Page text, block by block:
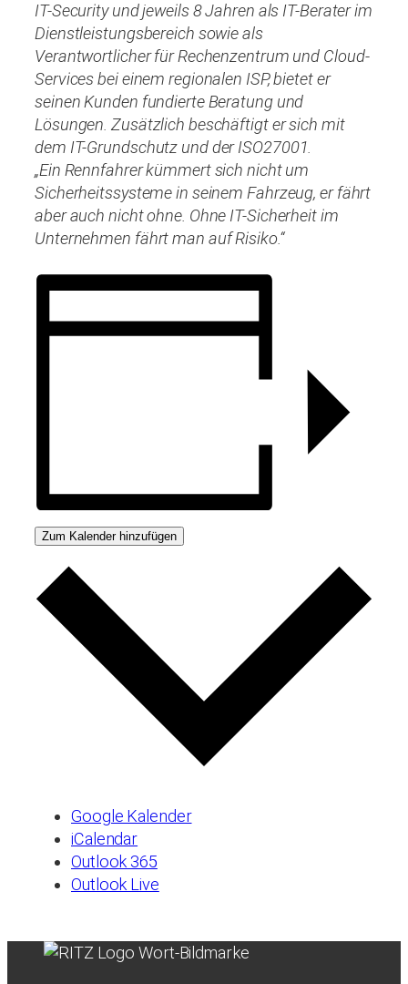
IT-Security und jeweils 8 Jahren als IT-Berater im
Dienstleistungsbereich sowie als
Verantwortlicher für Rechenzentrum und Cloud-
Services bei einem regionalen ISP, bietet er
seinen Kunden fundierte Beratung und
Lösungen. Zusätzlich beschäftigt er sich mit
dem IT-Grundschutz und der ISO27001.
„Ein Rennfahrer kümmert sich nicht um
Sicherheitssysteme in seinem Fahrzeug, er fährt
aber auch nicht ohne. Ohne IT-Sicherheit im
Unternehmen fährt man auf Risiko.“
Zum Kalender hinzufügen
Google Kalender
iCalendar
Outlook 365
Outlook Live